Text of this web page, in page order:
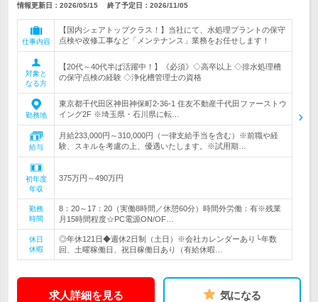
情報更新日：2026/05/15 終了予定日： 2026/11/05
仕事内容
【国内シェアトップクラス！】当社にて、水処理プラントの保守
点検や改修工事など「メンテナンス」業務をお任せします！
対象と
なる方
【20代～40代半ば活躍中！】《必須》◇高卒以上 ◇排水処理槽
の保守点検の経験 ◇浄化槽管理士の資格
勤務地
東京都千代田区神田神保町2-36-1 住友不動産千代田ファーストウ
イング2F ※埼玉県・石川県に転…
給与
月給233,000円～310,000円（一律支給手当を含む）※前職や経
験、スキルを考慮の上、優遇いたします。※試用期…
初年度
年収
375万円～490万円
勤務
時間
8：20～17：20（実働8時間／休憩60分）時間外労働：有※残業
月15時間程度☆PC電源ON/OF…
休日
休暇
◎年休121日◆週休2日制（土日）※会社カレンダーあり└年数
回、土曜稼働日、祝日稼働日あり（有給休暇…
求人詳細を見る 気になる